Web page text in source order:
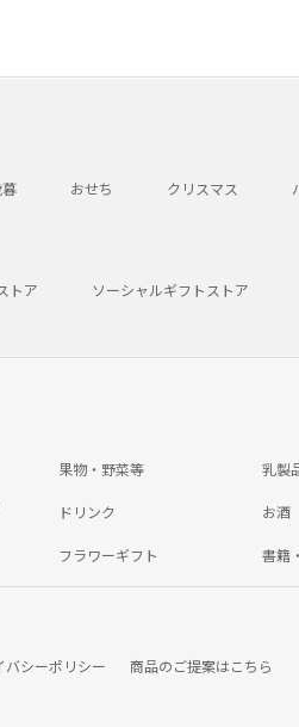
おせち クリスマス
トア ソーシャルギフトストア
果物・野菜等 乳製
ドリンク お酒
フラワーギフト 書籍
バシーポリシー 商品のご提案はこちら